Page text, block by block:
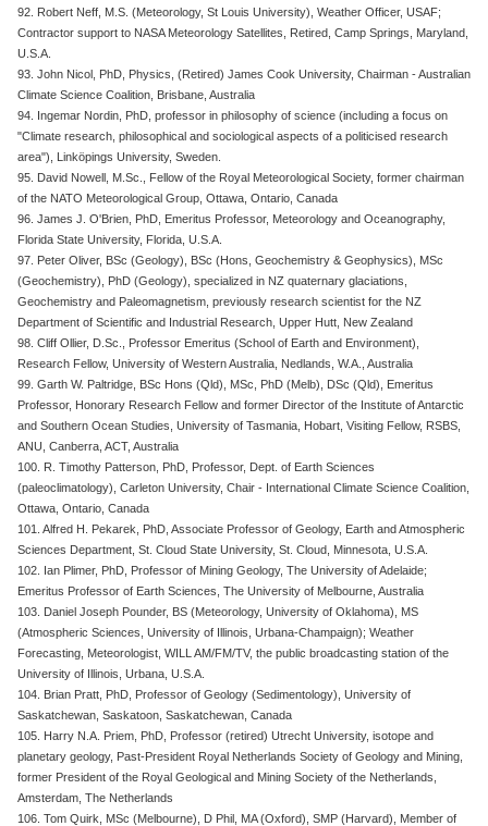
92. Robert Neff, M.S. (Meteorology, St Louis University), Weather Officer, USAF;
Contractor support to NASA Meteorology Satellites, Retired, Camp Springs, Maryland,
U.S.A.
93. John Nicol, PhD, Physics, (Retired) James Cook University, Chairman - Australian
Climate Science Coalition, Brisbane, Australia
94. Ingemar Nordin, PhD, professor in philosophy of science (including a focus on
"Climate research, philosophical and sociological aspects of a politicised research
area"), Linköpings University, Sweden.
95. David Nowell, M.Sc., Fellow of the Royal Meteorological Society, former chairman
of the NATO Meteorological Group, Ottawa, Ontario, Canada
96. James J. O'Brien, PhD, Emeritus Professor, Meteorology and Oceanography,
Florida State University, Florida, U.S.A.
97. Peter Oliver, BSc (Geology), BSc (Hons, Geochemistry & Geophysics), MSc
(Geochemistry), PhD (Geology), specialized in NZ quaternary glaciations,
Geochemistry and Paleomagnetism, previously research scientist for the NZ
Department of Scientific and Industrial Research, Upper Hutt, New Zealand
98. Cliff Ollier, D.Sc., Professor Emeritus (School of Earth and Environment),
Research Fellow, University of Western Australia, Nedlands, W.A., Australia
99. Garth W. Paltridge, BSc Hons (Qld), MSc, PhD (Melb), DSc (Qld), Emeritus
Professor, Honorary Research Fellow and former Director of the Institute of Antarctic
and Southern Ocean Studies, University of Tasmania, Hobart, Visiting Fellow, RSBS,
ANU, Canberra, ACT, Australia
100. R. Timothy Patterson, PhD, Professor, Dept. of Earth Sciences
(paleoclimatology), Carleton University, Chair - International Climate Science Coalition,
Ottawa, Ontario, Canada
101. Alfred H. Pekarek, PhD, Associate Professor of Geology, Earth and Atmospheric
Sciences Department, St. Cloud State University, St. Cloud, Minnesota, U.S.A.
102. Ian Plimer, PhD, Professor of Mining Geology, The University of Adelaide;
Emeritus Professor of Earth Sciences, The University of Melbourne, Australia
103. Daniel Joseph Pounder, BS (Meteorology, University of Oklahoma), MS
(Atmospheric Sciences, University of Illinois, Urbana-Champaign); Weather
Forecasting, Meteorologist, WILL AM/FM/TV, the public broadcasting station of the
University of Illinois, Urbana, U.S.A.
104. Brian Pratt, PhD, Professor of Geology (Sedimentology), University of
Saskatchewan, Saskatoon, Saskatchewan, Canada
105. Harry N.A. Priem, PhD, Professor (retired) Utrecht University, isotope and
planetary geology, Past-President Royal Netherlands Society of Geology and Mining,
former President of the Royal Geological and Mining Society of the Netherlands,
Amsterdam, The Netherlands
106. Tom Quirk, MSc (Melbourne), D Phil, MA (Oxford), SMP (Harvard), Member of